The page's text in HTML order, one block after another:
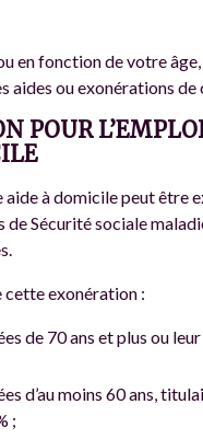
en fonction de votre
aides ou exonérations
POUR
aide à domicile peut être
Sécurité sociale
cette exonération :
de 70 ans et plus ou
d’au moins 60 ans,
;